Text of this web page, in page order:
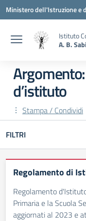
Vai ai contenuti
Vai al menu di navigazione
Vai al footer
Ministero dell'Istruzione e
Istituto
A. B.
d’istituto
Stampa / Condividi
FILTRI
Regolamento di
Regolamento
Primaria e la Scuola
aggiornati al 2023 e